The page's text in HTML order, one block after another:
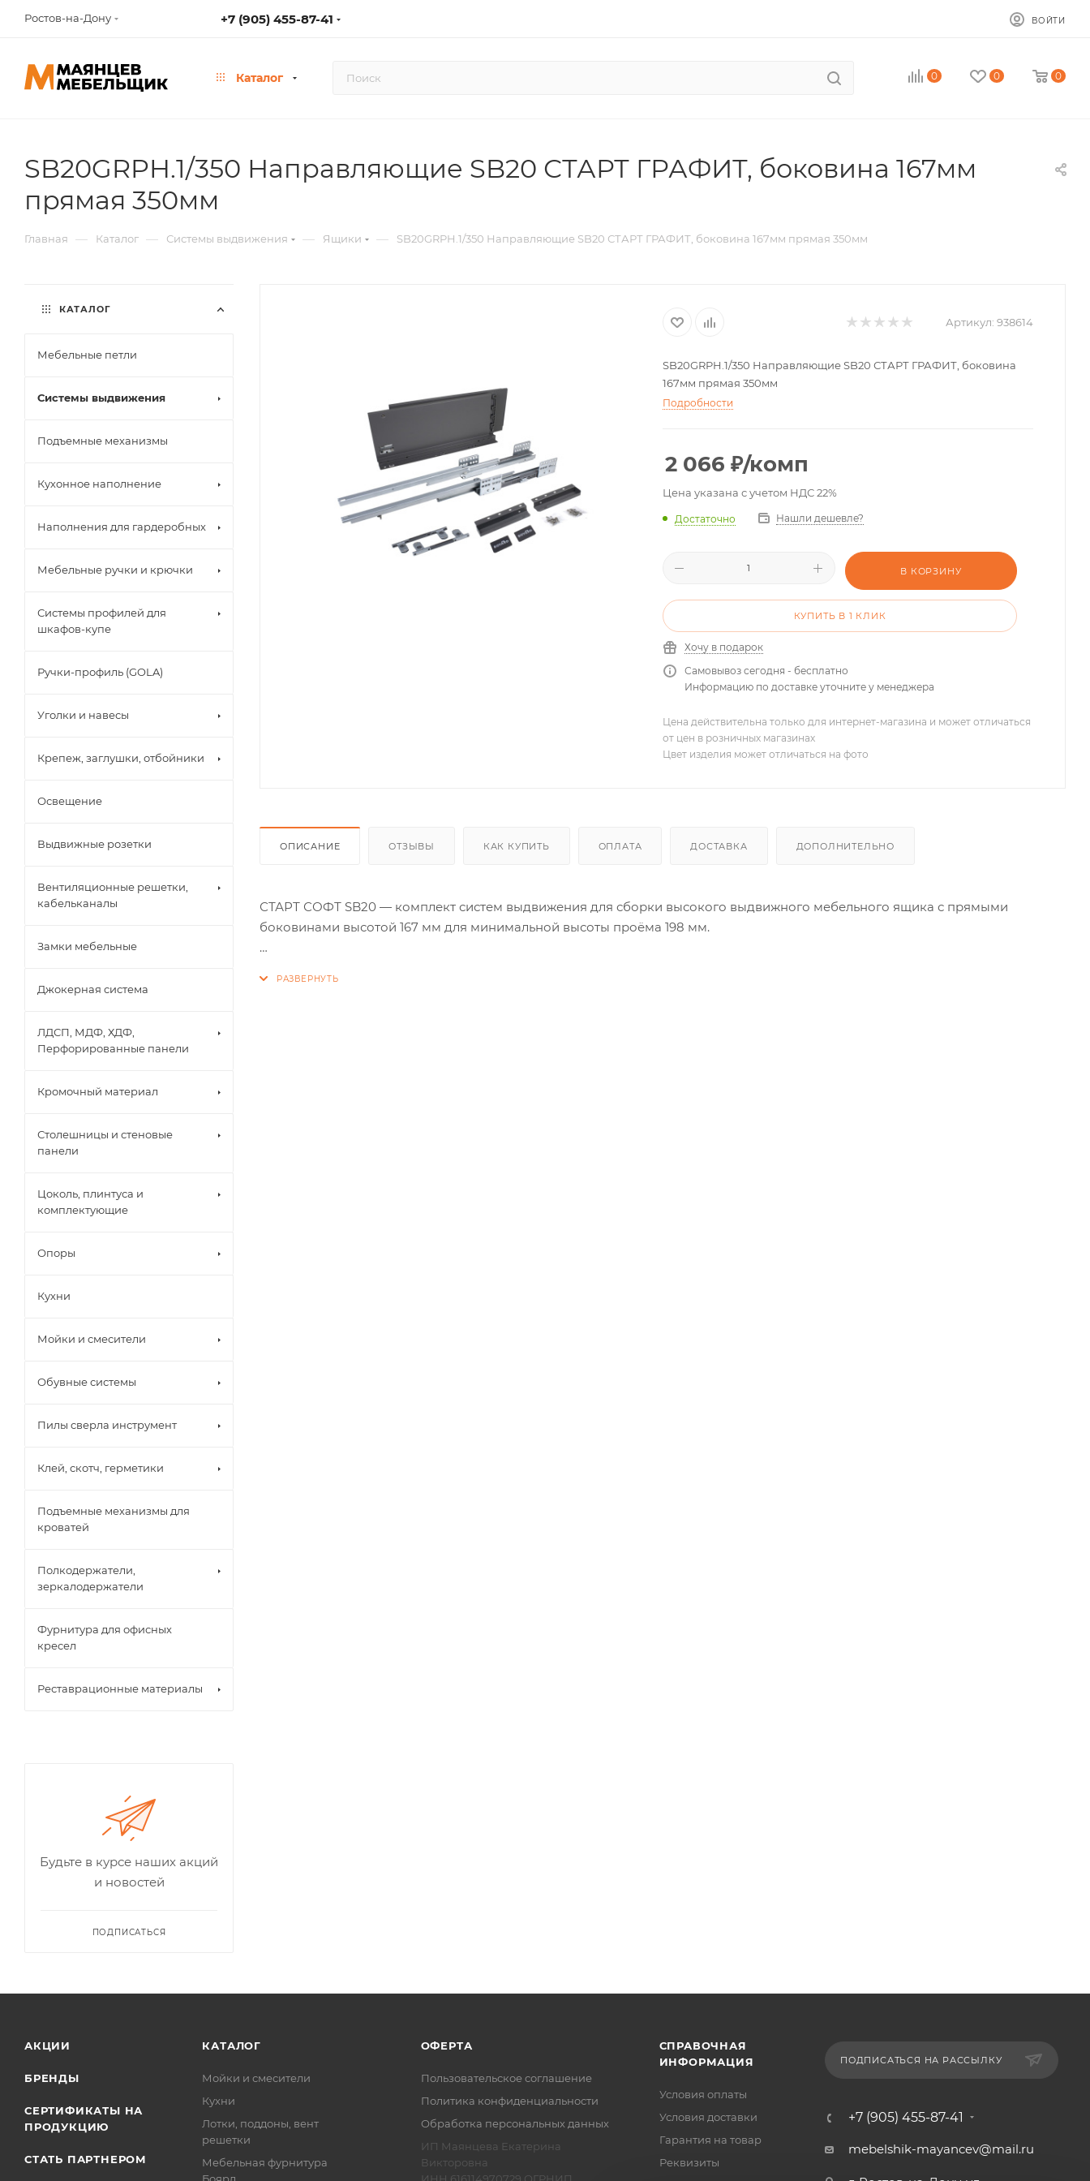
Ростов-на-Дону +7 (905) 455-87-41 ВОЙТИ
Каталог 0 0 0
SB20GRPH.1/350 Направляющие SB20 СТАРТ ГРАФИТ, боковина 167мм
прямая 350мм
Главная — Каталог — Системы выдвижения — Ящики — SB20GRPH.1/350 Направляющие SB20 СТАРТ ГРАФИТ, боковина 167мм прямая 350мм
Артикул: 938614
SB20GRPH.1/350 Направляющие SB20 СТАРТ ГРАФИТ, боковина
167мм прямая 350мм
Подробности
2 066 ₽/комп
Цена указана с учетом НДС 22%
Достаточно Нашли дешевле?
В КОРЗИНУ
КУПИТЬ В 1 КЛИК
Хочу в подарок
Самовывоз сегодня - бесплатно
Информацию по доставке уточните у менеджера
Цена действительна только для интернет-магазина и может отличаться
от цен в розничных магазинах
Цвет изделия может отличаться на фото
ОПИСАНИЕ ОТЗЫВЫ КАК КУПИТЬ ОПЛАТА ДОСТАВКА ДОПОЛНИТЕЛЬНО
СТАРТ СОФТ SB20 — комплект систем выдвижения для сборки высокого выдвижного мебельного ящика с прямыми
боковинами высотой 167 мм для минимальной высоты проёма 198 мм.
КАТАЛОГ
Мебельные петли
Системы выдвижения
Подъемные механизмы
Кухонное наполнение
Наполнения для гардеробных
Мебельные ручки и крючки
Системы профилей для
шкафов-купе
Ручки-профиль (GOLA)
Уголки и навесы
Крепеж, заглушки, отбойники
Освещение
Выдвижные розетки
Вентиляционные решетки,
кабельканалы
Замки мебельные
Джокерная система
ЛДСП, МДФ, ХДФ,
Перфорированные панели
Кромочный материал
Столешницы и стеновые
панели
Цоколь, плинтуса и
комплектующие
Опоры
Кухни
Мойки и смесители
Обувные системы
Пилы сверла инструмент
Клей, скотч, герметики
Подъемные механизмы для
кроватей
Полкодержатели,
зеркалодержатели
Фурнитура для офисных
кресел
Реставрационные материалы
Будьте в курсе наших акций
и новостей
ПОДПИСАТЬСЯ
АКЦИИ
БРЕНДЫ
СЕРТИФИКАТЫ НА
ПРОДУКЦИЮ
СТАТЬ ПАРТНЕРОМ
КАТАЛОГ
Мойки и смесители
Кухни
Лотки, поддоны, вент
решетки
Мебельная фурнитура
ОФЕРТА
Пользовательское соглашение
Политика конфиденциальности
Обработка персональных данных
ИП Маянцева Екатерина
Викторовна
СПРАВОЧНАЯ
ИНФОРМАЦИЯ
Условия оплаты
Условия доставки
Гарантия на товар
Реквизиты
ПОДПИСАТЬСЯ НА РАССЫЛКУ
+7 (905) 455-87-41
mebelshik-mayancev@mail.ru